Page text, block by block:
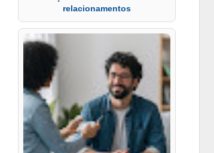
relacionamentos